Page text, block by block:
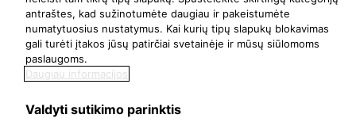
antraštes, kad sužinotumėte daugiau ir pakeistumėte
numatytuosius nustatymus. Kai kurių tipų slapukų blokavimas
gali turėti įtakos jūsų patirčiai svetainėje ir mūsų siūlomoms
paslaugoms.
Daugiau informacijos
Valdyti sutikimo parinktis